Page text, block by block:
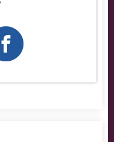
Московский
найти нужные
нам в call-центр
лучшие места по